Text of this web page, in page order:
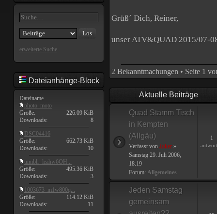
erweiterte Suche
Dateianhänge-Block
Dateiname
photo_moto
Größe:
226.09 KiB
Downloads:
8
DSC04416
Größe:
662.73 KiB
Downloads:
10
tumblr_leahw6OH...
Größe:
495.36 KiB
Downloads:
3
1003673_m1w800q...
Größe:
114.12 KiB
Downloads:
11
Grüß´ Dich, Reiner,
unser ATV&QUAD 2015/07-
2 Bekanntmachungen • Seite 1
Aktuelle Beiträge
Quad Stamm Tisch
in Kempten
(Allgäu)
Verfasst von Joker »
Samstag 29. Juli 2006,
18:19
Forum: Allgemeines
1
Jeden Samstag
gemeinsam